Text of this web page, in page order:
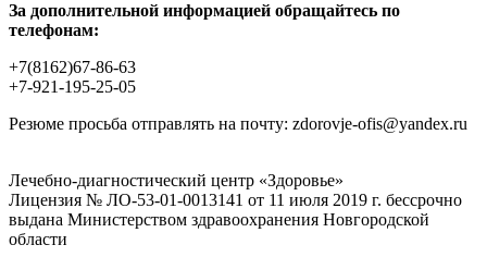
За дополнительной информацией обращайтесь по
телефонам:
+7(8162)67-86-63
+7-921-195-25-05
Резюме просьба отправлять на почту: zdorovje-ofis@yandex.ru
Лечебно-диагностический центр «Здоровье»
Лицензия № ЛО-53-01-0013141 от 11 июля 2019 г. бессрочно
выдана Министерством здравоохранения Новгородской
области